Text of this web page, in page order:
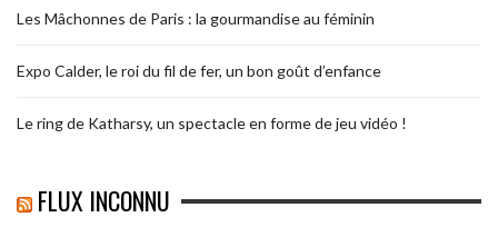
Les Mâchonnes de Paris : la gourmandise au féminin
Expo Calder, le roi du fil de fer, un bon goût d’enfance
Le ring de Katharsy, un spectacle en forme de jeu vidéo !
FLUX INCONNU